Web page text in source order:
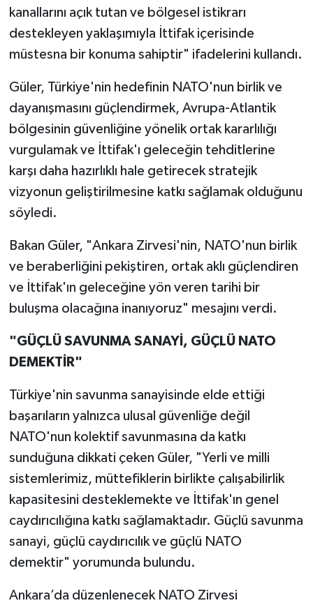
kanallarını açık tutan ve bölgesel istikrarı
destekleyen yaklaşımıyla İttifak içerisinde
müstesna bir konuma sahiptir" ifadelerini kullandı.
Güler, Türkiye'nin hedefinin NATO'nun birlik ve
dayanışmasını güçlendirmek, Avrupa-Atlantik
bölgesinin güvenliğine yönelik ortak kararlılığı
vurgulamak ve İttifak'ı geleceğin tehditlerine
karşı daha hazırlıklı hale getirecek stratejik
vizyonun geliştirilmesine katkı sağlamak olduğunu
söyledi.
Bakan Güler, "Ankara Zirvesi'nin, NATO'nun birlik
ve beraberliğini pekiştiren, ortak aklı güçlendiren
ve İttifak'ın geleceğine yön veren tarihi bir
buluşma olacağına inanıyoruz" mesajını verdi.
"GÜÇLÜ SAVUNMA SANAYİ, GÜÇLÜ NATO
DEMEKTİR"
Türkiye'nin savunma sanayisinde elde ettiği
başarıların yalnızca ulusal güvenliğe değil
NATO'nun kolektif savunmasına da katkı
sunduğuna dikkati çeken Güler, "Yerli ve milli
sistemlerimiz, müttefiklerin birlikte çalışabilirlik
kapasitesini desteklemekte ve İttifak'ın genel
caydırıcılığına katkı sağlamaktadır. Güçlü savunma
sanayi, güçlü caydırıcılık ve güçlü NATO
demektir" yorumunda bulundu.
Ankara’da düzenlenecek NATO Zirvesi